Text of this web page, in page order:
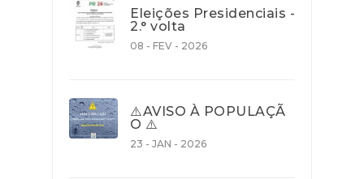
Eleições Presidenciais -
2.° volta
08 - FEV - 2026
⚠️AVISO À POPULAÇÃ
O ⚠️
23 - JAN - 2026